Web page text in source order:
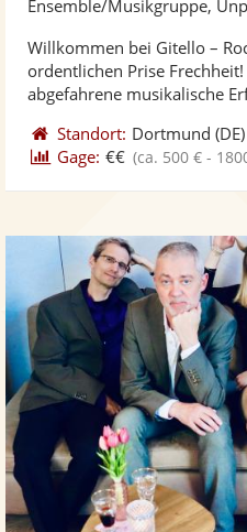
Willkommen bei Gitello –
ordentlichen Prise
abgefahrene musikalische
Standort: Dortmund (DE)
Gage: €€ (ca. 500 € -